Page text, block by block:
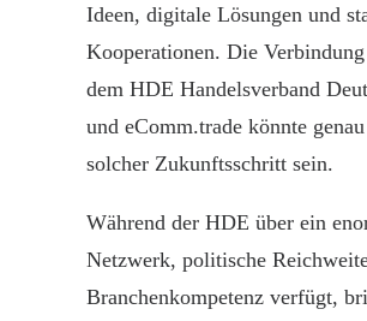
Ideen, digitale Lösungen und
Kooperationen. Die
dem HDE Handelsverband
und eComm.trade könnte
solcher Zukunftsschritt sein.
Während der HDE über ein
Netzwerk, politische
Branchenkompetenz verfügt,